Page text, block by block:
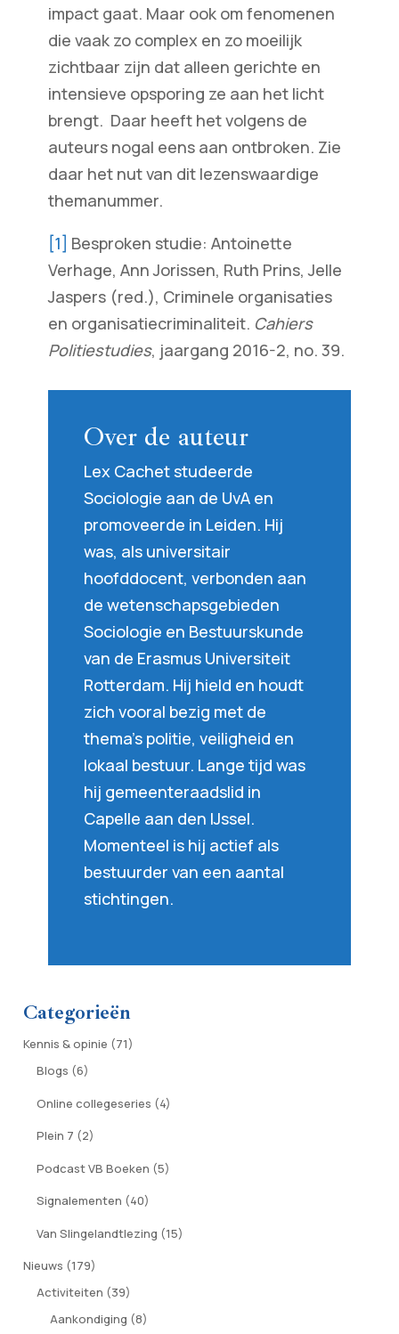
impact gaat. Maar ook om fenomenen
die vaak zo complex en zo moeilijk
zichtbaar zijn dat alleen gerichte en
intensieve opsporing ze aan het licht
brengt. Daar heeft het volgens de
auteurs nogal eens aan ontbroken. Zie
daar het nut van dit lezenswaardige
themanummer.
[1] Besproken studie: Antoinette
Verhage, Ann Jorissen, Ruth Prins, Jelle
Jaspers (red.), Criminele organisaties
en organisatiecriminaliteit. Cahiers
Politiestudies, jaargang 2016-2, no. 39.
Over de auteur
Lex Cachet studeerde
Sociologie aan de UvA en
promoveerde in Leiden. Hij
was, als universitair
hoofddocent, verbonden aan
de wetenschapsgebieden
Sociologie en Bestuurskunde
van de Erasmus Universiteit
Rotterdam. Hij hield en houdt
zich vooral bezig met de
thema’s politie, veiligheid en
lokaal bestuur. Lange tijd was
hij gemeenteraadslid in
Capelle aan den IJssel.
Momenteel is hij actief als
bestuurder van een aantal
stichtingen.
Categorieën
Kennis & opinie (71)
Blogs (6)
Online collegeseries (4)
Plein 7 (2)
Podcast VB Boeken (5)
Signalementen (40)
Van Slingelandtlezing (15)
Nieuws (179)
Activiteiten (39)
Aankondiging (8)